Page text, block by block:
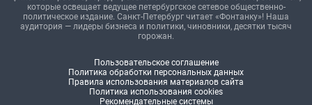
которые освещает ведущее петербургское сетевое общественно-
политическое издание. Санкт-Петербург читает «Фонтанку»! Наша
аудитория — лидеры бизнеса и политики, чиновники, десятки тысяч
горожан.
Пользовательское соглашение
Политика обработки персональных данных
Правила использования материалов сайта
Политика использования cookies
Рекомендательные системы